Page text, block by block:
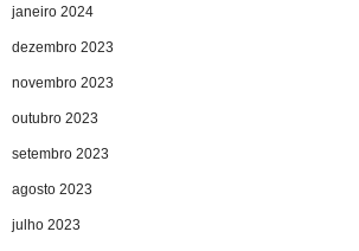
janeiro 2024
dezembro 2023
novembro 2023
outubro 2023
setembro 2023
agosto 2023
julho 2023